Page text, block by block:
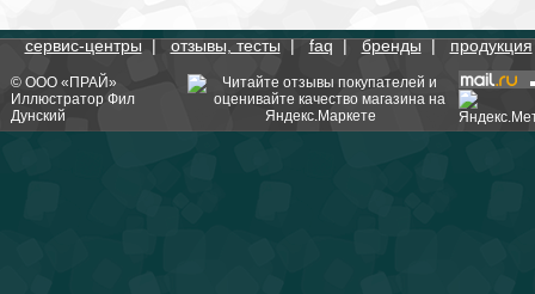
сервис-центры|отзывы, тесты|faq|бренды|продукция
© ООО «ПРАЙ»
Иллюстратор Фил
Дунский